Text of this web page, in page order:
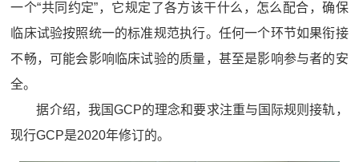
一个“共同约定”，它规定了各方该干什么，怎么配合，确保
临床试验按照统一的标准规范执行。任何一个环节如果衔接
不畅，可能会影响临床试验的质量，甚至是影响参与者的安
全。
据介绍，我国GCP的理念和要求注重与国际规则接轨，
现行GCP是2020年修订的。